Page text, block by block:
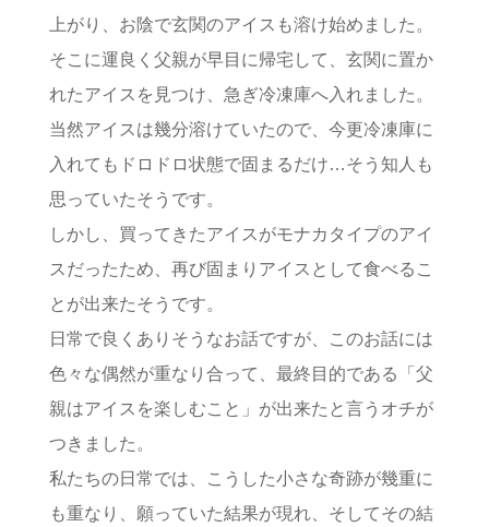
上がり、お陰で玄関のアイスも溶け始めました。
そこに運良く父親が早目に帰宅して、玄関に置か
れたアイスを見つけ、急ぎ冷凍庫へ入れました。
当然アイスは幾分溶けていたので、今更冷凍庫に
入れてもドロドロ状態で固まるだけ…そう知人も
思っていたそうです。
しかし、買ってきたアイスがモナカタイプのアイ
スだったため、再び固まりアイスとして食べるこ
とが出来たそうです。
日常で良くありそうなお話ですが、このお話には
色々な偶然が重なり合って、最終目的である「父
親はアイスを楽しむこと」が出来たと言うオチが
つきました。
私たちの日常では、こうした小さな奇跡が幾重に
も重なり、願っていた結果が現れ、そしてその結